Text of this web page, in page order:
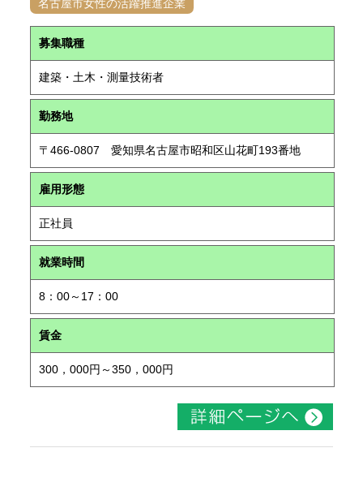
名古屋市女性の活躍推進企業
募集職種
建築・土木・測量技術者
勤務地
〒466-0807 愛知県名古屋市昭和区山花町193番地
雇用形態
正社員
就業時間
8：00～17：00
賃金
300，000円～350，000円